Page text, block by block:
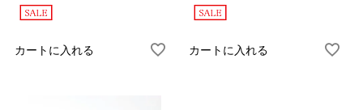
カートに入れる カートに入れる